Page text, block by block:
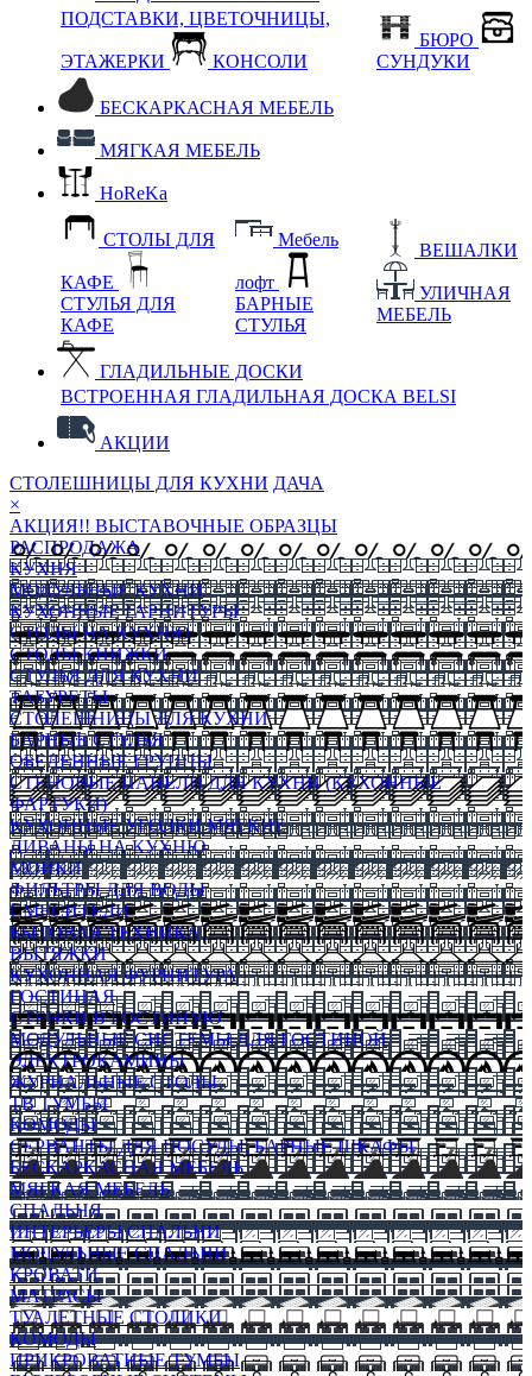
ПОДСТАВКИ, ЦВЕТОЧНИЦЫ,
ЭТАЖЕРКИ КОНСОЛИ
БЮРО
СУНДУКИ
БЕСКАРКАСНАЯ МЕБЕЛЬ
МЯГКАЯ МЕБЕЛЬ
HoReKa
СТОЛЫ ДЛЯ
КАФЕ
СТУЛЬЯ ДЛЯ
КАФЕ
Мебель
лофт
БАРНЫЕ
СТУЛЬЯ
ВЕШАЛКИ
УЛИЧНАЯ
МЕБЕЛЬ
ГЛАДИЛЬНЫЕ ДОСКИ
ВСТРОЕННАЯ ГЛАДИЛЬНАЯ ДОСКА BELSI
АКЦИИ
СТОЛЕШНИЦЫ ДЛЯ КУХНИ ДАЧА
×
АКЦИЯ!! ВЫСТАВОЧНЫЕ ОБРАЗЦЫ
РАСПРОДАЖА
КУХНЯ
МОДУЛЬНЫЕ КУХНИ
КУХОННЫЕ ГАРНИТУРЫ
СТОЛЫ НА КУХНЮ
СТОЛЫ КНИЖКИ
СТУЛЬЯ ДЛЯ КУХНИ
ТАБУРЕТЫ
СТОЛЕШНИЦЫ ДЛЯ КУХНИ
БАРНЫЕ СТУЛЬЯ
ОБЕДЕННЫЕ ГРУППЫ
СТЕНОВЫЕ ПАНЕЛИ ДЛЯ КУХНИ (КУХОННЫЕ
ФАРТУКИ)
КУХОННЫЕ УГОЛКИ МЯГКИЕ
ДИВАНЫ НА КУХНЮ
МОЙКИ
ФИЛЬТРЫ ДЛЯ ВОДЫ
СМЕСИТЕЛИ
БЫТОВАЯ ТЕХНИКА
ВЫТЯЖКИ
КУХОННАЯ ФУРНИТУРА
ГОСТИНАЯ
СТЕНКИ В ГОСТИНУЮ
МОДУЛЬНЫЕ СИСТЕМЫ ДЛЯ ГОСТИНОЙ
ЭЛЕКТРОКАМИНЫ
ЖУРНАЛЬНЫЕ СТОЛЫ
ТВ ТУМБЫ
КОМОДЫ
СЕРВАНТЫ ДЛЯ ПОСУДЫ, БАРНЫЕ ШКАФЫ
БЕСКАРКАСНАЯ МЕБЕЛЬ
МЯГКАЯ МЕБЕЛЬ
СПАЛЬНЯ
ИНТЕРЬЕРЫ СПАЛЬНИ
МОДУЛЬНЫЕ СПАЛЬНИ
КРОВАТИ
МАТРАСЫ
ТУАЛЕТНЫЕ СТОЛИКИ
КОМОДЫ
ПРИКРОВАТНЫЕ ТУМБЫ